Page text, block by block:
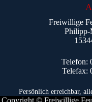
Freiwillige
Philipp-
Telefon:
Telefax:
Persönlich erreichbar,
Copyright © Freiwillige